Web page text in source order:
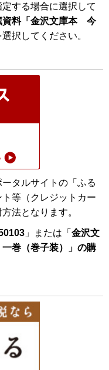
する場合に選択して
資料「金沢文庫本 今
選択してください。
タルサイトの「ふる
等（クレジットカー
法となります。
」または「 金沢文
巻（巻子装）」の購